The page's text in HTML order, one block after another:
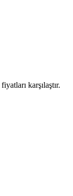
karşılaştır.